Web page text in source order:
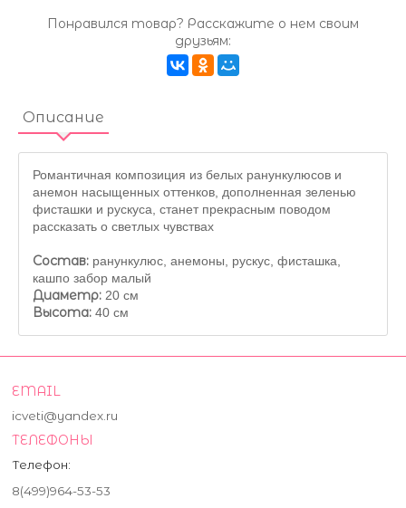
Понравился товар? Расскажите о нем своим
друзьям:
Описание
Романтичная композиция из белых ранункулюсов и
анемон насыщенных оттенков, дополненная зеленью
фисташки и рускуса, станет прекрасным поводом
рассказать о светлых чувствах
Состав: ранункулюс, анемоны, рускус, фисташка,
кашпо забор малый
Диаметр: 20 см
Высота: 40 см
EMAIL
icveti@yandex.ru
ТЕЛЕФОНЫ
Телефон:
8(499)964-53-53